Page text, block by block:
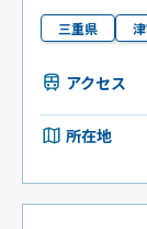
三重県
アクセス
所在地